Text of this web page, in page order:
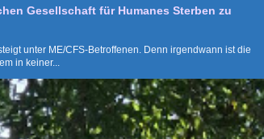
Gesellschaft für Humanes Sterben zu
unter ME/CFS-Betroffenen. Denn irgendwann ist die
in keiner...